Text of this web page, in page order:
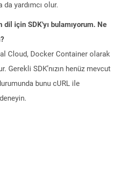
da yardımcı olur.
dil için SDK'yı bulamıyorum. Ne
Cloud, Docker Container olarak
Gerekli SDK’nızın henüz mevcut
bunu cURL ile